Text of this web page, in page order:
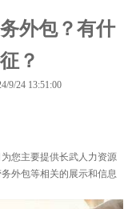
外包？有什
？
9/24 13:51:00
您主要提供长武人力资源
外包等相关的展示和信息